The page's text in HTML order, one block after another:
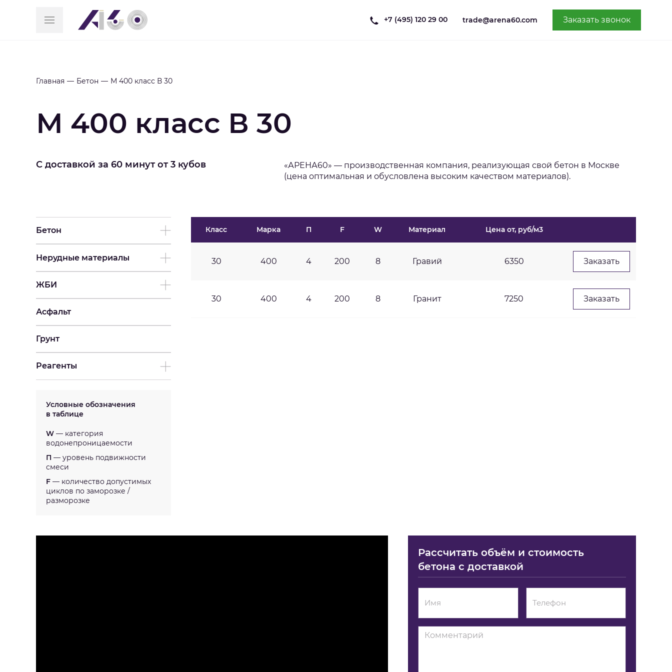
+7 (495) 120 29 00 trade@arena60.com Заказать звонок
Главная Бетон М 400 класс В 30
М 400 класс В 30
С доставкой за 60 минут от 3 кубов
«АРЕНА60» — производственная компания, реализующая свой бетон в Москве
(цена оптимальная и обусловлена высоким качеством материалов).
Бетон
Нерудные материалы
ЖБИ
Асфальт
Грунт
Реагенты
Условные обозначения
в таблице
W — категория
водонепроницаемости
П — уровень подвижности
смеси
F — количество допустимых
циклов по заморозке /
разморозке
Класс Марка П F W Материал Цена от, руб/м3
30 400 4 200 8 Гравий 6350 Заказать
30 400 4 200 8 Гранит 7250 Заказать
Рассчитать объём и стоимость
бетона с доставкой